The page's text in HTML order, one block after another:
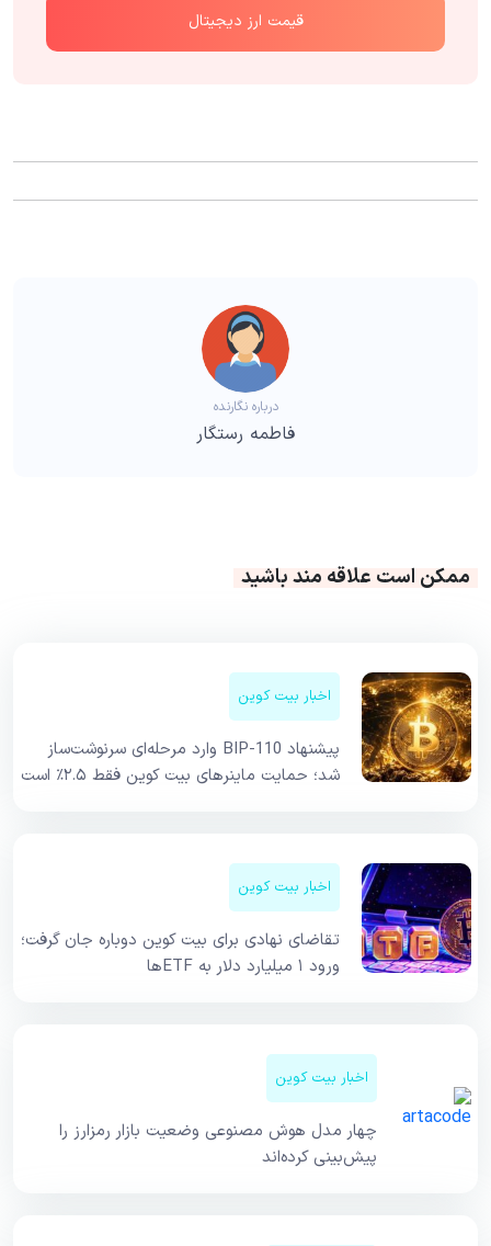
قیمت ارز دیجیتال
درباره نگارنده
فاطمه رستگار
ممکن است علاقه مند باشید
اخبار بیت کوین
پیشنهاد BIP-110 وارد مرحله‌ای سرنوشت‌ساز
شد؛ حمایت ماینرهای بیت کوین فقط ۲.۵٪ است
اخبار بیت کوین
تقاضای نهادی برای بیت کوین دوباره جان گرفت؛
ورود ۱ میلیارد دلار به ETFها
اخبار بیت کوین
چهار مدل هوش مصنوعی وضعیت بازار رمزارز را
پیش‌بینی کرده‌اند